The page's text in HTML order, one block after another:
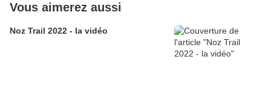
Vous aimerez aussi
Noz Trail 2022 - la vidéo